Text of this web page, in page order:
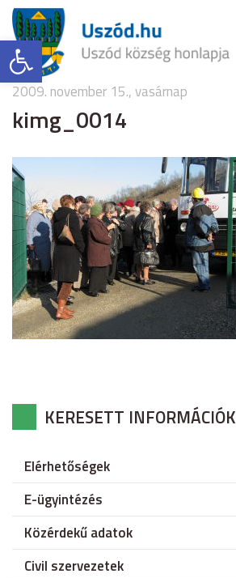
Eszköztár megnyitása
2009. november 15., vasárnap
kimg_0014
KERESETT INFORMÁCIÓK
Elérhetőségek
E-ügyintézés
Közérdekű adatok
Civil szervezetek